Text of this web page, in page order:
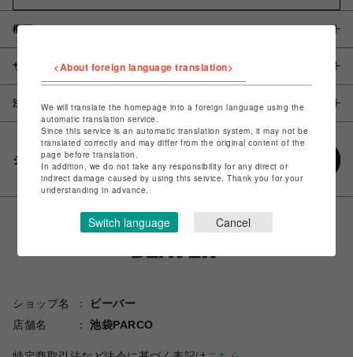
概要
サイズ
注意事項
シェアする
ショップ名
ビーバー
店舗名
池袋PARCO
<About foreign language translation>
We will translate the homepage into a foreign language using the
automatic translation service.
Since this service is an automatic translation system, it may not be
translated correctly and may differ from the original content of the
page before translation.
In addition, we do not take any responsibility for any direct or
indirect damage caused by using this service. Thank you for your
understanding in advance.
Switch language Cancel